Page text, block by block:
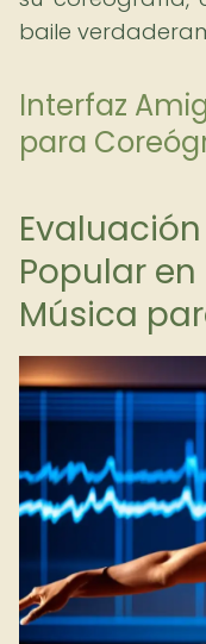
baile
Interfaz
para
Popular
Música